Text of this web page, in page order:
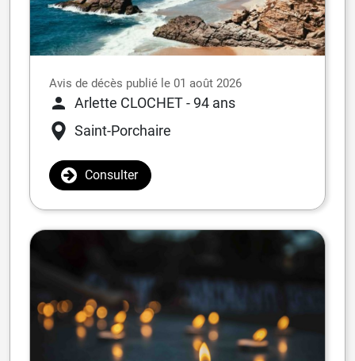
Avis de décès publié le 01 août 2026
Arlette CLOCHET- 94 ans
Saint-Porchaire
Consulter